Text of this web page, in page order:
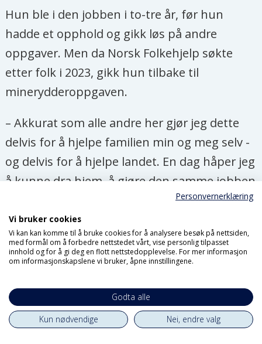
år. Mineryddingen regnes som sivil
humanitær bistand.
Norsk Folkehjelp er en av sju
internasjonale organisasjoner som
har fått godkjenning til å rydde
Folkehjelpas arbeid støttes av
Tyskland og Norge. Også ukrainske
myndighetsorganer og private
selskaper deltar i arbeidet.
Hun ble i den jobben i to-tre år, før hun
hadde et opphold og gikk løs på andre
oppgaver. Men da Norsk Folkehjelp søkte
etter folk i 2023, gikk hun tilbake til
minerydderoppgaven.
– Akkurat som alle andre her gjør jeg dette
delvis for å hjelpe familien min og meg selv -
og delvis for å hjelpe landet. En dag håper jeg
å kunne dra hjem, å gjøre den samme jobben
hjemme, i hjembyen min Mariupol, sier hun.
Volodymyr Stanichnyi (44),
minerydder
Mykolaiv.
Personvernerklæring
Vi bruker cookies
Vi kan kan komme til å bruke cookies for å analysere besøk på nettsiden,
med formål om å forbedre nettstedet vårt, vise personlig tilpasset
innhold og for å gi deg en flott nettstedopplevelse. For mer informasjon
om informasjonskapslene vi bruker, åpne innstillingene.
Godta alle
Kun nødvendige
Nei, endre valg